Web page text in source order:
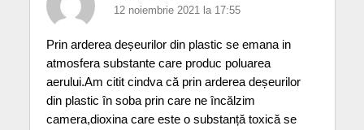
12 noiembrie 2021 la 17:55
Prin arderea deșeurilor din plastic se emana in
atmosfera substante care produc poluarea
aerului.Am citit cindva că prin arderea deșeurilor
din plastic în soba prin care ne încălzim
camera,dioxina care este o substanță toxică se